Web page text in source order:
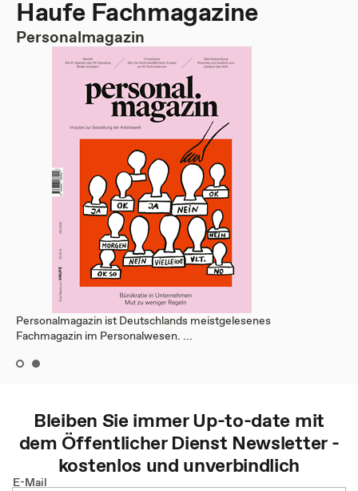
Haufe Fachmagazine
Personalmagazin
Personalmagazin ist Deutschlands meistgelesenes
Fachmagazin im Personalwesen. ...
Bleiben Sie immer Up-to-date mit
dem Öffentlicher Dienst Newsletter -
kostenlos und unverbindlich
E-Mail